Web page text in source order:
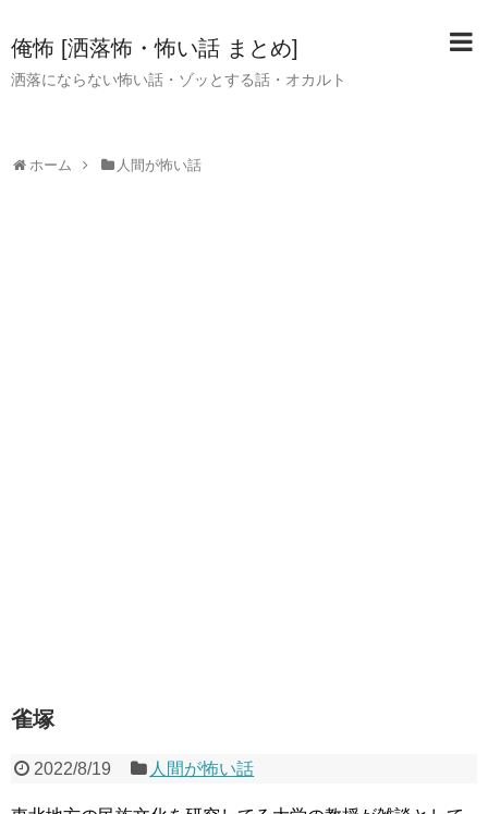
俺怖 [洒落怖・怖い話 まとめ]
洒落にならない怖い話・ゾッとする話・オカルト
ホーム 人間が怖い話
雀塚
2022/8/19 人間が怖い話